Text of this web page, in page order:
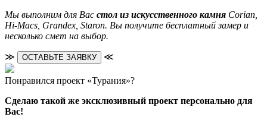
Мы выполним для Вас стол из искусственного камня Corian,
Hi-Macs, Grandex, Staron. Вы получите бесплатный замер и
несколько смет на выбор.
≫ ОСТАВЬТЕ ЗАЯВКУ ≪
Понравился проект «Турания»?
Сделаю такой же эксклюзивный проект персонально для
Вас!